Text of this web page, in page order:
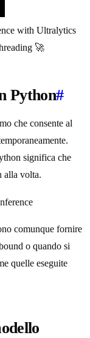
with Ultralytics
🚀
Python#
che consente al
significa che
alla volta.
comunque fornire
o quando si
quelle eseguite